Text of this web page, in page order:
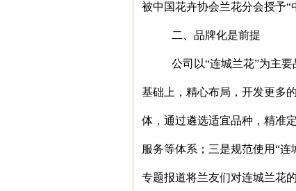
被中国花卉协会兰花分会授予“
二、品牌化是前提
公司以“连城兰花”为主
基础上，精心布局，开发更多
体，通过遴选适宜品种，精准
服务等体系；三是规范使用“
专题报道将兰友们对连城兰花